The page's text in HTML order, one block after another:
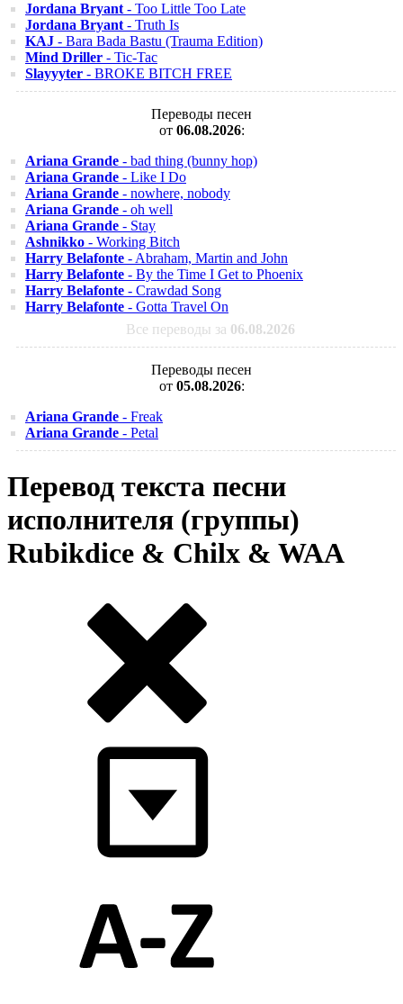
Jordana Bryant - Too Little Too Late
Jordana Bryant - Truth Is
KAJ - Bara Bada Bastu (Trauma Edition)
Mind Driller - Tic-Tac
Slayyyter - BROKE BITCH FREE
Переводы песен
от 06.08.2026:
Ariana Grande - bad thing (bunny hop)
Ariana Grande - Like I Do
Ariana Grande - nowhere, nobody
Ariana Grande - oh well
Ariana Grande - Stay
Ashnikko - Working Bitch
Harry Belafonte - Abraham, Martin and John
Harry Belafonte - By the Time I Get to Phoenix
Harry Belafonte - Crawdad Song
Harry Belafonte - Gotta Travel On
Все переводы за 06.08.2026
Переводы песен
от 05.08.2026:
Ariana Grande - Freak
Ariana Grande - Petal
Перевод текста песни
исполнителя (группы)
Rubikdice & Chilx & WAA